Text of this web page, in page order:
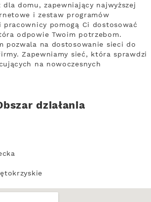
domu, zapewniający najwyższej
i zestaw programów
pracownicy pomogą Ci dostosować
odpowie Twoim potrzebom.
pozwala na dostosowanie sieci do
Zapewniamy sieć, która sprawdzi
na nowoczesnych
działania